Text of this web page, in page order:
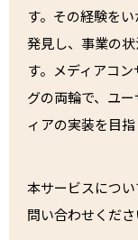
す。その経験を
発見し、事業の
す。メディアコ
グの両輪で、ユ
ィアの実装を目指
本サービスについ
問い合わせくださ